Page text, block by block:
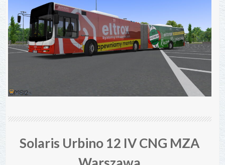
Solaris Urbino 12 IV CNG MZA